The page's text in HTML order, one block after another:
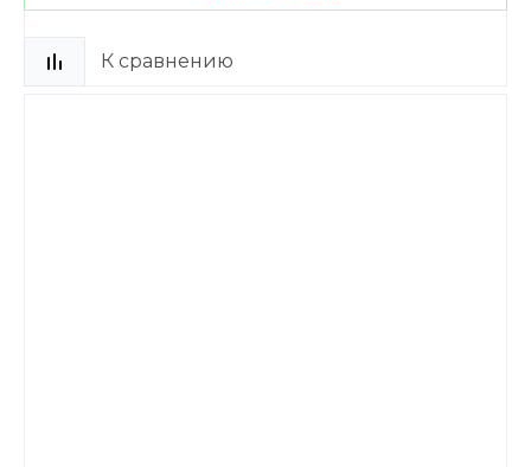
К сравнению